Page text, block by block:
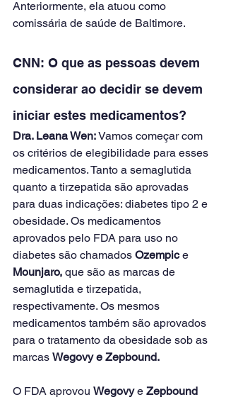
Anteriormente, ela atuou como
comissária de saúde de Baltimore.
CNN: O que as pessoas devem
considerar ao decidir se devem
iniciar estes medicamentos?
Dra. Leana Wen: Vamos começar com
os critérios de elegibilidade para esses
medicamentos. Tanto a semaglutida
quanto a tirzepatida são aprovadas
para duas indicações: diabetes tipo 2 e
obesidade. Os medicamentos
aprovados pelo FDA para uso no
diabetes são chamados Ozempic e
Mounjaro, que são as marcas de
semaglutida e tirzepatida,
respectivamente. Os mesmos
medicamentos também são aprovados
para o tratamento da obesidade sob as
marcas Wegovy e Zepbound.
O FDA aprovou Wegovy e Zepbound